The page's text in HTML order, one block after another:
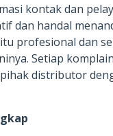
kontak dan
dan handal
profesional dan
Setiap
distributor